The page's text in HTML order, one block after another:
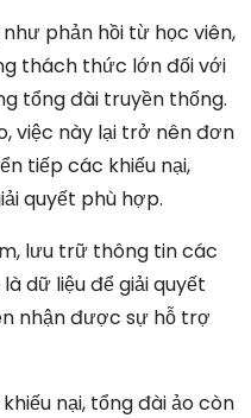
phản hồi từ học viên,
thách thức lớn đối với
tổng đài truyền thống.
việc này lại trở nên đơn
tiếp các khiếu nại,
quyết phù hợp.
lưu trữ thông tin các
dữ liệu để giải quyết
nhận được sự hỗ trợ
nại, tổng đài ảo còn